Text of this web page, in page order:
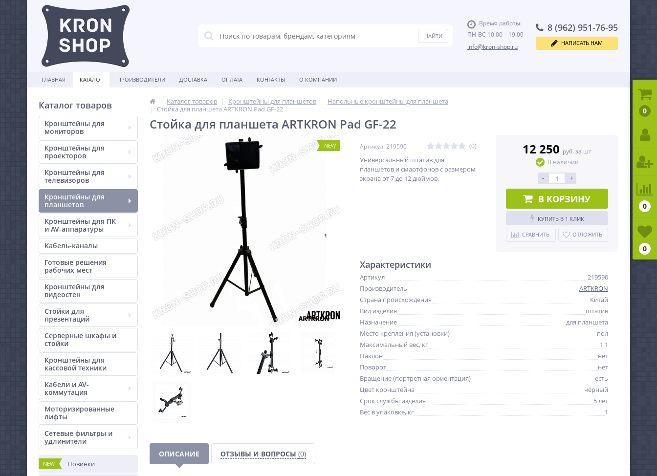
Время работы:
ПН-ВС 10:00 – 19:00
info@kron-shop.ru
8 (962) 951-76-95
НАПИСАТЬ НАМ
ГЛАВНАЯ КАТАЛОГ ПРОИЗВОДИТЕЛИ ДОСТАВКА ОПЛАТА КОНТАКТЫ О КОМПАНИИ
Каталог товаров
Кронштейны для
мониторов
Кронштейны для
проекторов
Кронштейны для
телевизоров
Кронштейны для
планшетов
Кронштейны для ПК
и AV-аппаратуры
Кабель-каналы
Готовые решения
рабочих мест
Кронштейны для
видеостен
Стойки для
презентаций
Серверные шкафы и
стойки
Кронштейны для
кассовой техники
Кабели и AV-
коммутация
Моторизированные
лифты
Сетевые фильтры и
удлинители
NEW Новинки
Каталог товаров Кронштейны для планшетов
Напольные кронштейны для планшета
Стойка для планшета ARTKRON Pad GF-22
Стойка для планшета ARTKRON Pad GF-22
NEW Артикул: 219590 (0)
Универсальный штатив для
планшетов и смартфонов с размером
экрана от 7 до 12 дюймов.
12 250 руб. за шт
В наличии
- +
В КОРЗИНУ
КУПИТЬ В 1 КЛИК
СРАВНИТЬ ОТЛОЖИТЬ
Характеристики
Артикул
219590
Производитель
ARTKRON
Страна происхождения
Китай
Вид изделия
штатив
Назначение
для планшета
Место крепления (установки)
пол
Максимальный вес, кг
1,1
Наклон
нет
Поворот
нет
Вращение (портретная ориентация)
есть
Цвет кронштейна
чёрный
Срок службы изделия
5 лет
Вес в упаковке, кг
1
ОПИСАНИЕ ОТЗЫВЫ И ВОПРОСЫ (0)
0
0
0